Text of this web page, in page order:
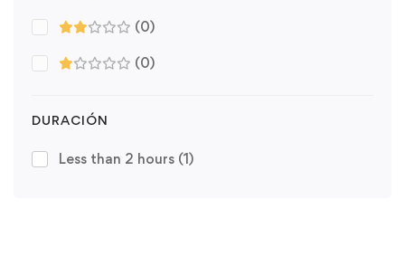
(0)
(0)
DURACIÓN
Less than 2 hours (1)